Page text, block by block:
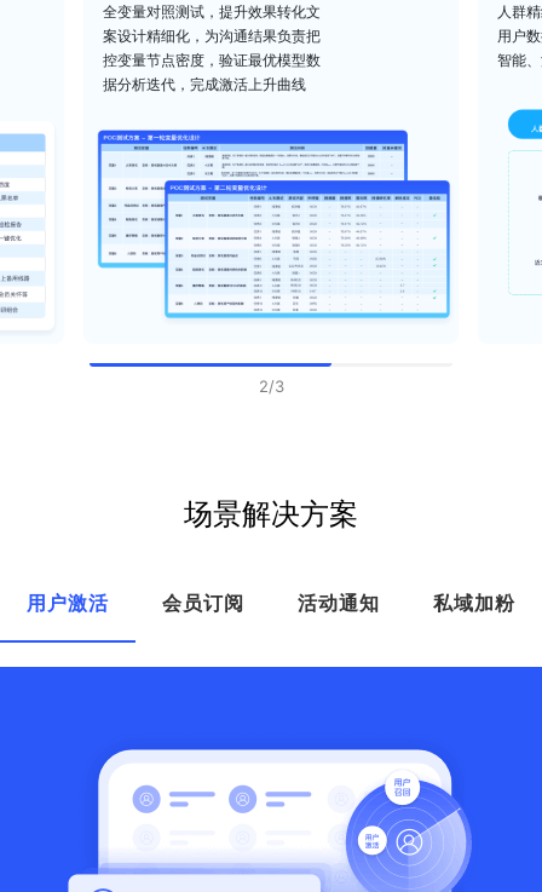
全变量对照测试，提升效果转化文
案设计精细化，为沟通结果负责把
控变量节点密度，验证最优模型数
据分析迭代，完成激活上升曲线
人群
用户
智能
2/3
场景解决方案
用户激活 会员订阅 活动通知 私域加粉